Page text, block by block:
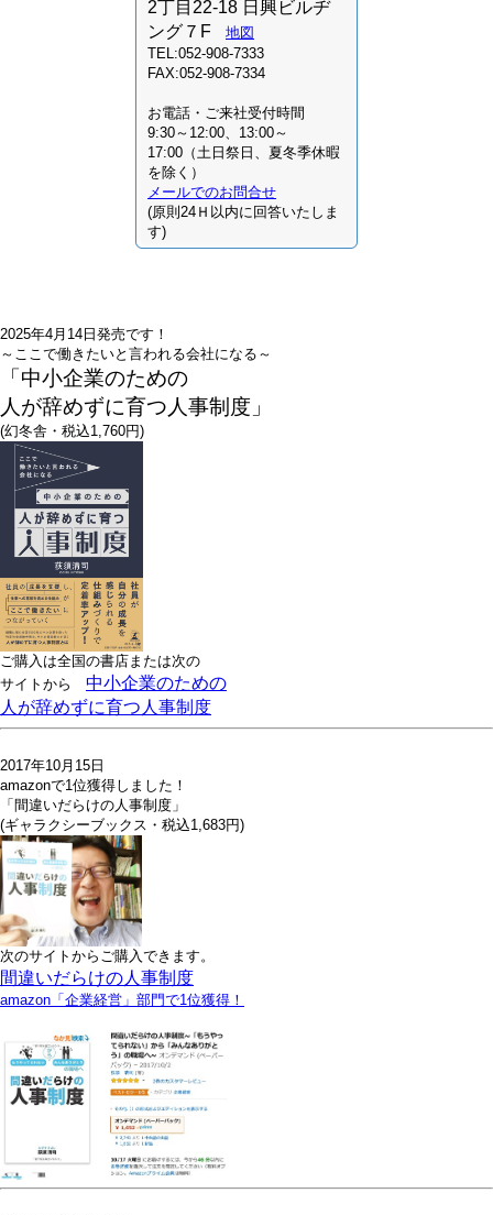
2丁目22-18 日興ビルヂ
ング７F
地図
TEL:052-908-7333
FAX:052-908-7334
お電話・ご来社受付時間
9:30～12:00、13:00～
17:00（土日祭日、夏冬季休暇
を除く）
メールでのお問合せ
(原則24Ｈ以内に回答いたしま
す)
2025年4月14日発売です！
～ここで働きたいと言われる会社になる～
「中小企業のための
人が辞めずに育つ人事制度」
(幻冬舎・税込1,760円)
ご購入は全国の書店または次の
サイトから 中小企業のための
人が辞めずに育つ人事制度
2017年10月15日
amazonで1位獲得しました！
「間違いだらけの人事制度」
(ギャラクシーブックス・税込1,683円)
次のサイトからご購入できます。
間違いだらけの人事制度
amazon「企業経営」部門で1位獲得！